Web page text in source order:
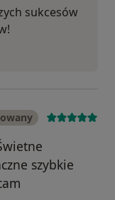
sukcesów
szybkie